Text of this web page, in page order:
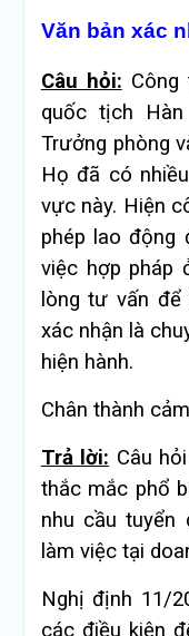
Văn bản xác
Câu hỏi:
quốc tịch
Trưởng phòng
Họ đã có
vực này. Hiện
phép lao động
việc hợp pháp
lòng tư vấn
xác nhận là
hiện hành.
Chân thành
Trả lời: Câu
thắc mắc phổ
nhu cầu tuyển
làm việc tại
Nghị định 11/
các điều kiện